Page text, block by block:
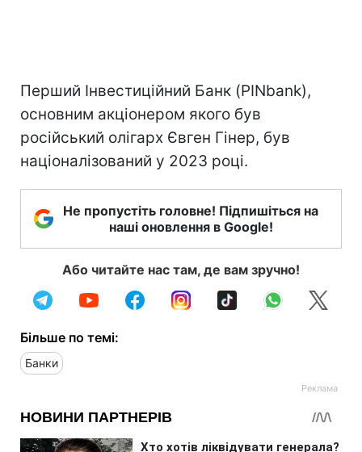
Перший Інвестиційний Банк (PINbank),
основним акціонером якого був
російський олігарх Євген Гінер, був
націоналізований у 2023 році.
Не пропустіть головне! Підпишіться на
наші оновлення в Google!
Або читайте нас там, де вам зручно!
Більше по темі:
Банки